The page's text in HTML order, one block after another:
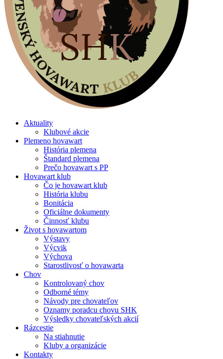
Aktuality
Klubové akcie
Plemeno hovawart
História plemena
Štandard plemena
Prečo hovawart s PP
Hovawart klub
Čo je hovawart klub
História klubu
Bonitácia
Oficiálne dokumenty
Činnosť klubu
Život s hovawartom
Výstavy
Výcvik
Výchova
Starostlivosť o hovawarta
Chov
Kontrolovaný chov
Odborné témy
Návody pre chovateľov
Oznamy poradcu chovu SHK
Výsledky chovateľských akcií
Rázcestie
Na stiahnutie
Kluby a organizácie
Kontakty